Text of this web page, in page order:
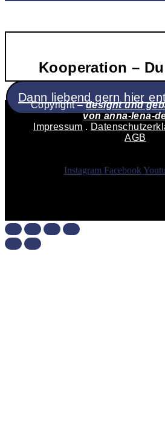
Kooperation –
Dann liebend gern hier
Copyright –designt und
vonanna-lena-
Impressum .
AGB
Instagram Facebook